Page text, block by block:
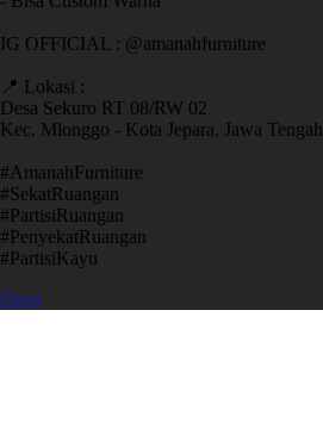
IG OFFICIAL : @amanahfurniture
📍 Lokasi :
Desa Sekuro RT 08/RW 02
Kec. Mlonggo - Kota Jepara, Jawa Tengah
​#AmanahFurniture
​#SekatRuangan
​#PartisiRuangan
​#PenyekatRuangan
​#PartisiKayu
Open